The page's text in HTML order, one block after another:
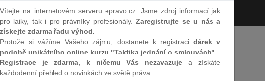
Aktuální zněníod 1. 5. 2004
100
ZÁKON
Vítejte na internetovém serveru epravo.cz. Jsme zdroj informací jak
pro laiky, tak i pro právníky profesionály.Zaregistrujte se u nás a
získejte zdarma řadu výhod.
Protože si vážíme Vašeho zájmu, dostanete k registracidárek v
podobě unikátního online kurzu "Taktika jednání o smlouvách".
Registrace je zdarma, k ničemu Vás nezavazuje a získáte
každodenní přehled o novinkách ve světě práva.